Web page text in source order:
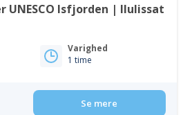
UNESCO Isfjorden | Ilulissat
Varighed
1 time
Se mere